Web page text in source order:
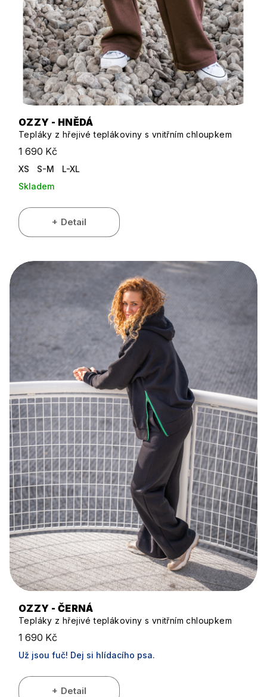
OZZY - HNĚDÁ
Tepláky z hřejivé teplákoviny s vnitřním chloupkem
1 690 Kč
XS S-M
L-XL
Skladem
Detail
OZZY - ČERNÁ
Tepláky z hřejivé teplákoviny s vnitřním chloupkem
1 690 Kč
Už jsou fuč! Dej si hlídacího psa.
Detail